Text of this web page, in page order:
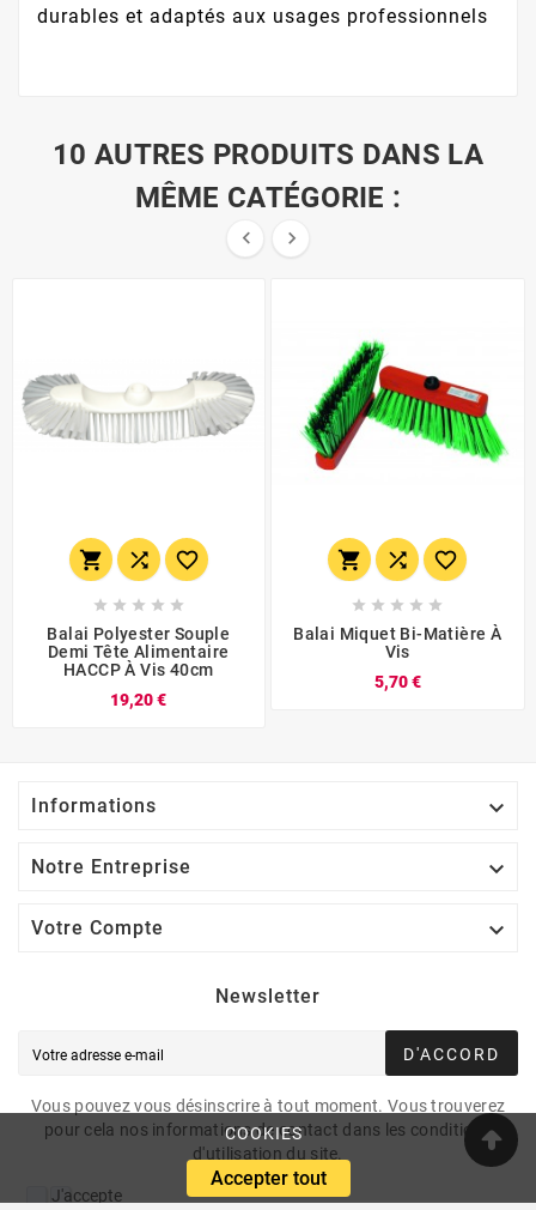
COOKIES
Accepter tout
durables et adaptés aux usages professionnels
10 AUTRES PRODUITS DANS LA
MÊME CATÉGORIE :
 
  
    
Balai Polyester Souple
Demi Tête Alimentaire
HACCP À Vis 40cm
19,20 €
  
    
Balai Miquet Bi-Matière À
Vis
5,70 €
Informations 
Notre Entreprise 
Votre Compte 
Newsletter
D'ACCORD
Vous pouvez vous désinscrire à tout moment. Vous trouverez
pour cela nos informations de contact dans les conditions
d'utilisation du site.
J'accepte